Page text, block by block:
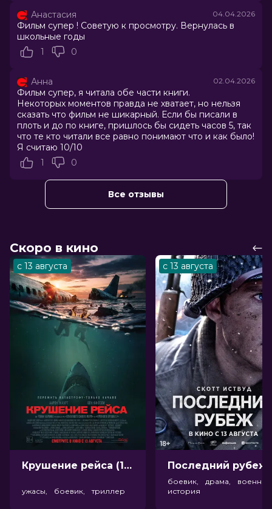
Актеры
Вероника Журавлева, Даниэль
Вегас, Аля Майер, Максим Сапрыкин,
Продюсеры
Георгий Шабанов, Люся Дадальян,
Алёна Званцова
Сценаристы
Мария Елисоветская, Ульяна
Зверева, Евгения Назипова
Жанр
мелодрама
Длительность
В прокате
Можно оплатить
Анастасия 04.04.2026
Фильм супер ! Советую к просмотру. Вернулась в
школьные годы
1
0
Анна 02.04.2026
Фильм супер, я читала обе части книги.
Некоторых моментов правда не хватает, но нельзя
сказать что фильм не шикарный. Если бы писали в
плоть и до по книге, пришлось бы сидеть часов 5, так
что те кто читали все равно понимают что и как было!
Я считаю 10/10
1
0
Все отзывы
Скоро в кино
с 13 августа
Крушение рейса (18+)
ужасы, боевик, триллер
с 13 августа
боевик, драма,
история